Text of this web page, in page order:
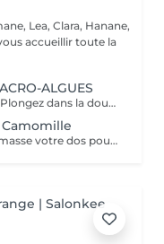
Lea, Clara, Hanane,
accueillir toute la
ALGUES
Retrouvez une peau douce et soyeuse Plongez dans la douceur tropicale dIndonésie à travers les notes épicées des huiles essentielles de Girofle et de Muscade. Ce gommage aux effluves chauds et naturels vous transporte tout en exfoliant délicatement votre peau : elle est douce, lumineuse et satinée.
Camomille
Le temps du soin, notre esthéticienne masse votre dos pour un confort sans précédent.